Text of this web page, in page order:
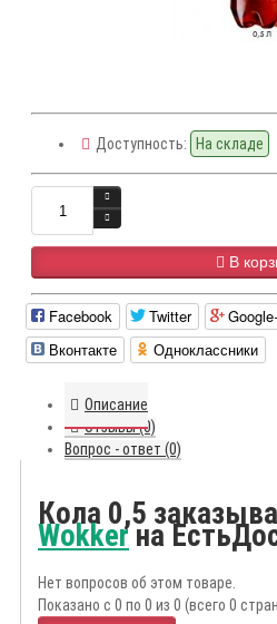
Доступность: На складе
В
Facebook Twitter
Вконтакте
Одноклассники
Описание
Отзывы (0)
Вопрос - ответ (0)
Кола 0,5
Wokkerна
Нет вопросов об этом товаре.
Показано с 0 по 0 из 0 (всего 0